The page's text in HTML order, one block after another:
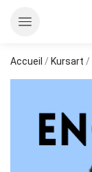
Accueil / Kursart /